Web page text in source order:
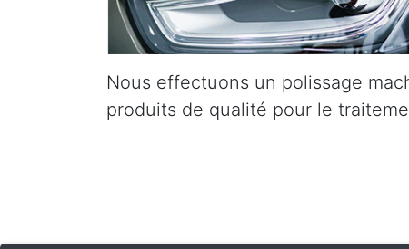
Nous effectuons un polissage
produits de qualité pour le